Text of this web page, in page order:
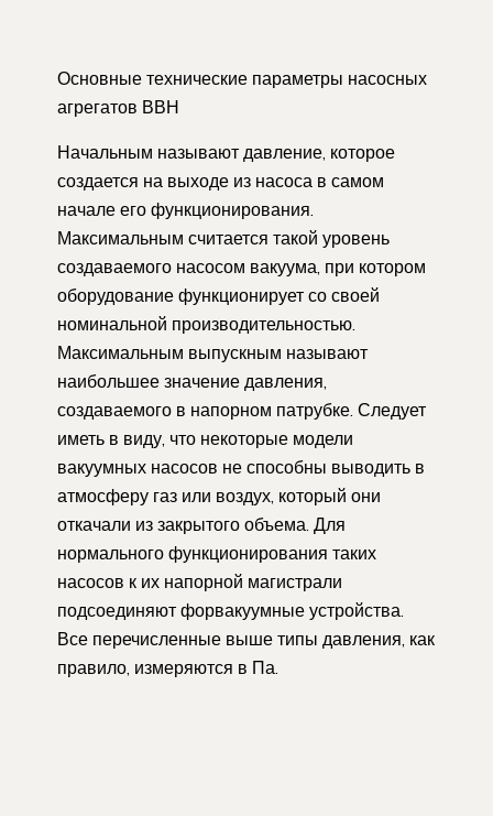
Основные технические параметры насосных
агрегатов ВВН
Начальным называют давление, которое
создается на выходе из насоса в самом
начале его функционирования.
Максимальным считается такой уровень
создаваемого насосом вакуума, при котором
оборудование функционирует со своей
номинальной производительностью.
Максимальным выпускным называют
наибольшее значение давления,
создаваемого в напорном патрубке. Следует
иметь в виду, что некоторые модели
вакуумных насосов не способны выводить в
атмосферу газ или воздух, который они
откачали из закрытого объема. Для
нормального функционирования таких
насосов к их напорной магистрали
подсоединяют форвакуумные устройства.
Все перечисленные выше типы давления, как
правило, измеряются в Па.